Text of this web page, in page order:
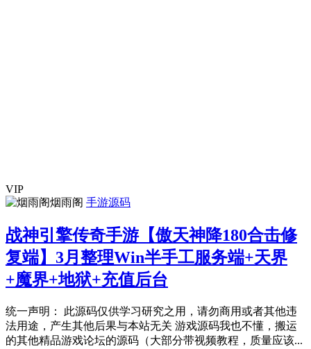
VIP
烟雨阁 手游源码
战神引擎传奇手游【傲天神降180合击修
复端】3月整理Win半手工服务端+天界
+魔界+地狱+充值后台
统一声明： 此源码仅供学习研究之用，请勿商用或者其他违
法用途，产生其他后果与本站无关 游戏源码我也不懂，搬运
的其他精品游戏论坛的源码（大部分带视频教程，质量应该...